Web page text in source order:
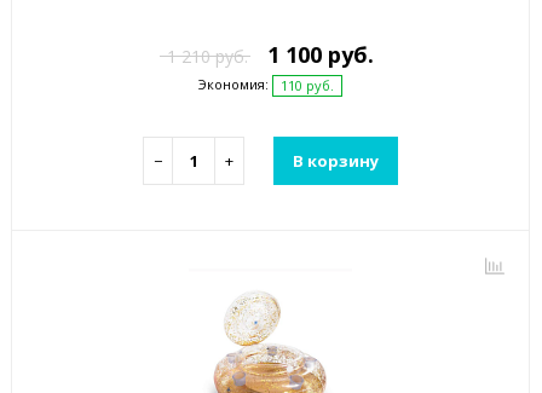
1 210 руб. 1 100 руб.
Экономия: 110 руб.
− + В корзину